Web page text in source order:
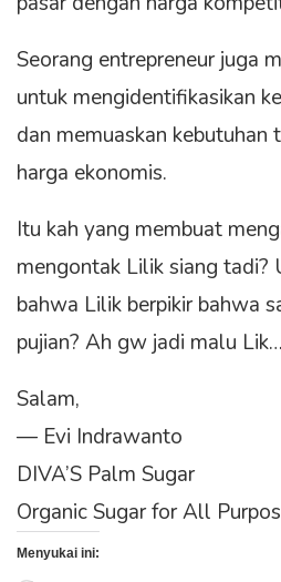
Seorang entrepreneur juga
untuk mengidentifikasikan
dan memuaskan kebutuhan
harga ekonomis.
Itu kah yang membuat
mengontak Lilik siang tadi?
bahwa Lilik berpikir bahwa
pujian? Ah gw jadi malu Lik…
Salam,
— Evi Indrawanto
DIVA’S Palm Sugar
Organic Sugar for All
Menyukai ini: